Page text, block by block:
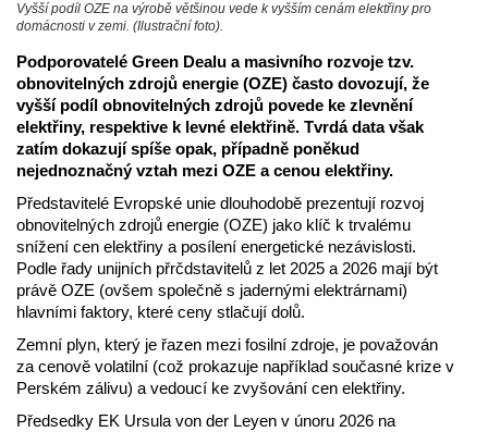
Vyšší podíl OZE na výrobě většinou vede k vyšším cenám elektřiny pro
domácnosti v zemi. (Ilustrační foto).
Podporovatelé Green Dealu a masivního rozvoje tzv.
obnovitelných zdrojů energie (OZE) často dovozují, že
vyšší podíl obnovitelných zdrojů povede ke zlevnění
elektřiny, respektive k levné elektřině. Tvrdá data však
zatím dokazují spíše opak, případně poněkud
nejednoznačný vztah mezi OZE a cenou elektřiny.
Představitelé Evropské unie dlouhodobě prezentují rozvoj
obnovitelných zdrojů energie (OZE) jako klíč k trvalému
snížení cen elektřiny a posílení energetické nezávislosti.
Podle řady unijních přrčdstavitelů z let 2025 a 2026 mají být
právě OZE (ovšem společně s jadernými elektrárnami)
hlavními faktory, které ceny stlačují dolů.
Zemní plyn, který je řazen mezi fosilní zdroje, je považován
za cenově volatilní (což prokazuje například současné krize v
Perském zálivu) a vedoucí ke zvyšování cen elektřiny.
Předsedky EK Ursula von der Leyen v únoru 2026 na